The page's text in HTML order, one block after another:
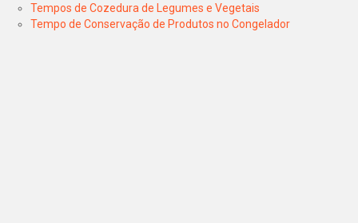
Tempos de Cozedura de Legumes e Vegetais
Tempo de Conservação de Produtos no Congelador